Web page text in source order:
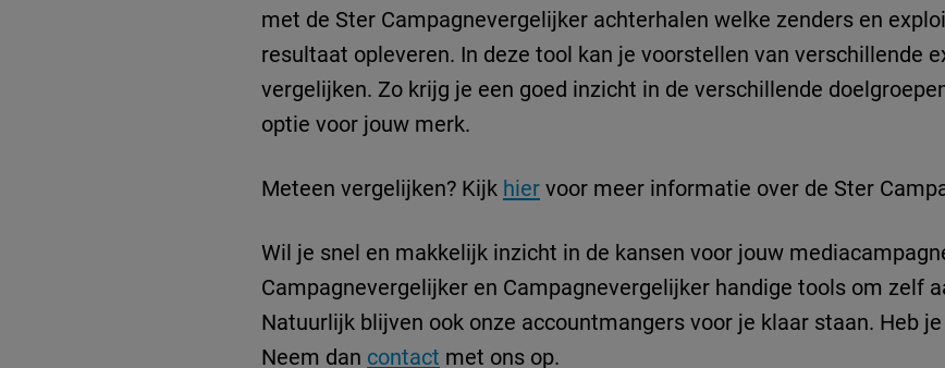
met de Ster Campagnevergelijker achterhalen welke zenders en
resultaat opleveren. In deze tool kan je voorstellen van verschillende
vergelijken. Zo krijg je een goed inzicht in de verschillende
optie voor jouw merk.
Meteen vergelijken? Kijk hier voor meer informatie over de Ster
Wil je snel en makkelijk inzicht in de kansen voor jouw
Campagnevergelijker en Campagnevergelijker handige tools om zelf
Natuurlijk blijven ook onze accountmangers voor je klaar staan. Heb
Neem dan contact met ons op.